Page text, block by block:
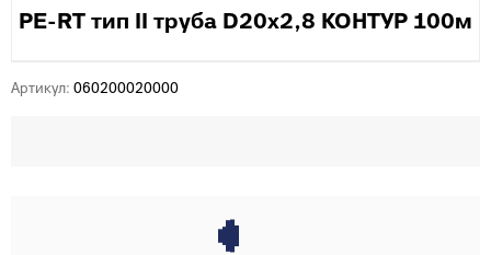
PE-RT тип II труба D20х2,8 КОНТУР 100м
Артикул: 060200020000